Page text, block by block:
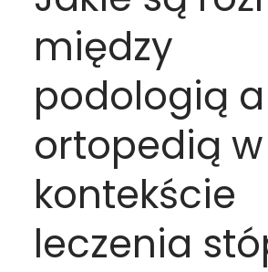
między
podologią a
ortopedią w
kontekście
leczenia